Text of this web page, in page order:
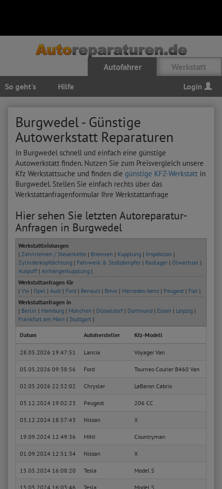
Autofahrer Werkstatt
So geht's Hilfe Login
Burgwedel - Günstige
Autowerkstatt Reparaturen
In Burgwedel schnell und einfach eine günstige
Autowerkstatt finden. Nutzen Sie zum Preisvergleich unsere
Kfz Werkstattsuche und finden die günstige KFZ-Werkstatt in
Burgwedel. Stellen Sie einfach rechts über das
Werkstattanfragenformular Ihre Werkstattanfrage
Hier sehen Sie letzten Autoreparatur-
Anfragen in Burgwedel
Werkstattleistungen
| Zahnriemen / Steuerkette | Bremsen | Kupplung | Inspektion |
Zylinderkopfdichtung | Fahrwerk & Stoßdämpfer | Radlager | Ölwechsel |
Auspuff | Anhängerkupplung |
Werkstattanfragen für
| Vw | Opel | Audi | Ford | Renault | Bmw | Mercedes-benz | Peugeot | Fiat |
Werkstattanfragen in
| Berlin | Hamburg | München | Düsseldorf | Dortmund | Essen | Leipzig |
Frankfurt am Main | Stuttgart |
Datum Autohersteller Kfz-Modell
28.05.2026 19:47:51 Lancia Voyager Van
05.05.2026 09:38:56 Ford Tourneo Courier B460 Van
02.05.2026 22:52:02 Chrysler LeBaron Cabrio
03.12.2024 19:02:23 Peugeot 206 CC
03.12.2024 18:57:43 Nissan X
19.09.2024 12:49:36 MINI Countryman
01.09.2024 12:51:34 Nissan X
15.05.2024 16:08:20 Tesla Model S
15.05.2024 16:03:46 Tesla Model S